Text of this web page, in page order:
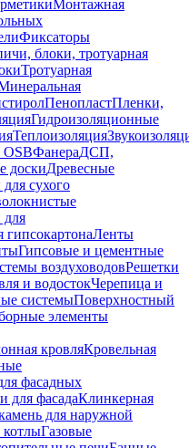
Монтажная
Фиксаторы
блоки, тротуарная
Тротуарная
ПенопластПленки,
Гидроизоляционные
Теплоизоляция
ФанераДСП,
доскиДревесные
сухого
Ленты
Гипсовые и цементные
воздуховодовРешетки
и водостокЧерепица и
системыПоверхностный
элементы
кровляКровельная
фасадных
для фасадаКлинкерная
для наружной
Газовые